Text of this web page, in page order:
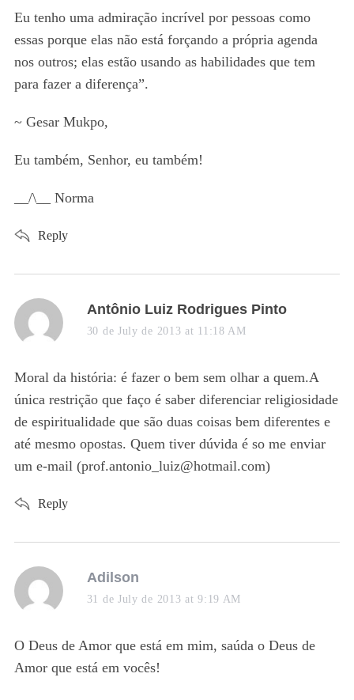
s
:
Eu tenho uma admiração incrível por pessoas como
essas porque elas não está forçando a própria agenda
nos outros; elas estão usando as habilidades que tem
para fazer a diferença”.
~ Gesar Mukpo,
Eu também, Senhor, eu também!
__/\__ Norma
Reply
s
a
s
:
Antônio Luiz Rodrigues Pinto
30 de July de 2013 at 11:18 AM
Moral da história: é fazer o bem sem olhar a quem.A
única restrição que faço é saber diferenciar religiosidade
de espiritualidade que são duas coisas bem diferentes e
até mesmo opostas. Quem tiver dúvida é so me enviar
um e-mail (prof.antonio_luiz@hotmail.com)
Reply
s
a
s
:
Adilson
31 de July de 2013 at 9:19 AM
O Deus de Amor que está em mim, saúda o Deus de
Amor que está em vocês!